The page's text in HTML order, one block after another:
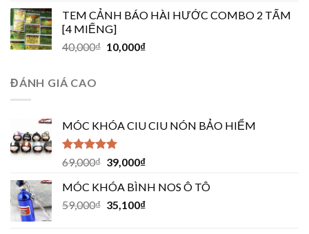
TEM CẢNH BÁO HÀI HƯỚC COMBO 2 TẤM
[4 MIẾNG]
40,000₫ 10,000₫
ĐÁNH GIÁ CAO
MÓC KHÓA CIU CIU NÓN BẢO HIỂM
Được xếp
hạng
5
sao
69,000₫ 39,000₫
MÓC KHÓA BÌNH NOS Ô TÔ
59,000₫ 35,100₫